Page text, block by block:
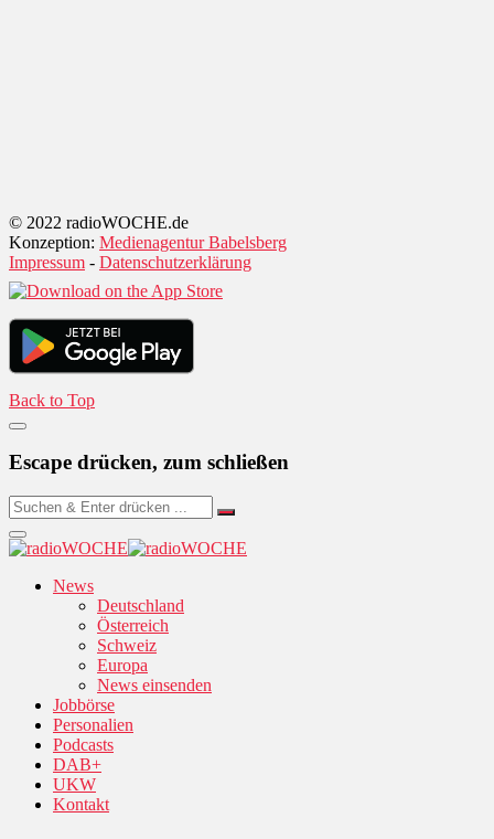
© 2022 radioWOCHE.de
Konzeption: Medienagentur Babelsberg
Impressum - Datenschutzerklärung
Back to Top
Escape drücken, zum schließen
News
Deutschland
Österreich
Schweiz
Europa
News einsenden
Jobbörse
Personalien
Podcasts
DAB+
UKW
Kontakt